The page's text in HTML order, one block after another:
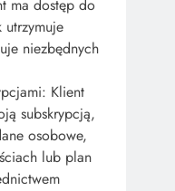
ma dostęp do
utrzymuje
niezbędnych
Klient
subskrypcją,
osobowe,
lub plan